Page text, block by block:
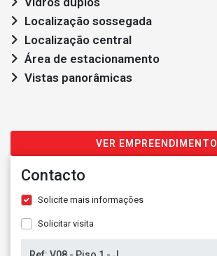
Localização sossegada
Localização central
Área de estacionamento
Vistas panorâmicas
VER EMPREENDIMENTO
Contacto
Solicite mais informações
Solicitar visita